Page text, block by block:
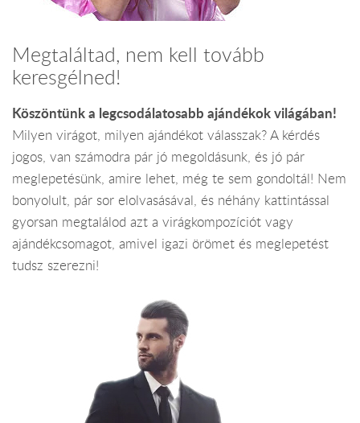
Megtaláltad, nem kell tovább
keresgélned!
Köszöntünk a legcsodálatosabb ajándékok világában!
Milyen virágot, milyen ajándékot válasszak? A kérdés
jogos, van számodra pár jó megoldásunk, és jó pár
meglepetésünk, amire lehet, még te sem gondoltál! Nem
bonyolult, pár sor elolvasásával, és néhány kattintással
gyorsan megtalálod azt a virágkompozíciót vagy
ajándékcsomagot, amivel igazi örömet és meglepetést
tudsz szerezni!